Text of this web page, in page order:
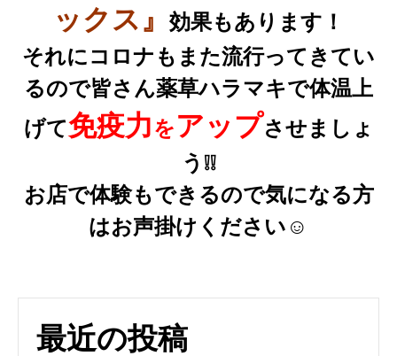
ックス』
効果もあります！
それにコロナもまた流行ってきてい
るので皆さん薬草ハラマキで体温上
げて免疫力をアップさせましょ
う❕❕
お店で体験もできるので気になる方
はお声掛けください☺
最近の投稿